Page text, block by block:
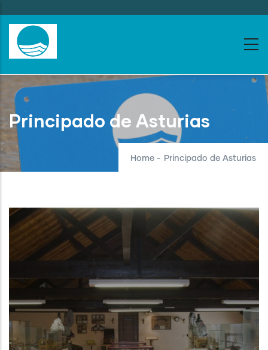
to
main
content
Principado de Asturias
Home - Principado de Asturias